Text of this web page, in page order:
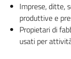
Imprese, ditte,
produttive e
Propietari di
usati per